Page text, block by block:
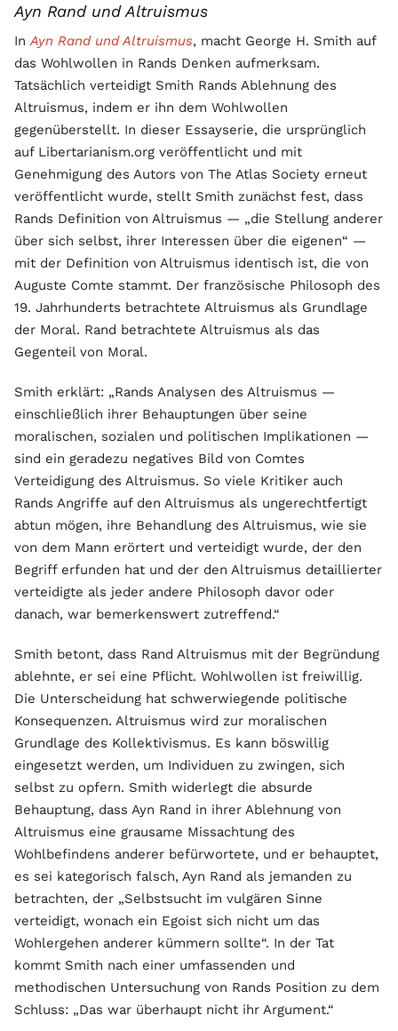
Ayn Rand und Altruismus
In Ayn Rand und Altruismus, macht George H. Smith auf
das Wohlwollen in Rands Denken aufmerksam.
Tatsächlich verteidigt Smith Rands Ablehnung des
Altruismus, indem er ihn dem Wohlwollen
gegenüberstellt. In dieser Essayserie, die ursprünglich
auf Libertarianism.org veröffentlicht und mit
Genehmigung des Autors von The Atlas Society erneut
veröffentlicht wurde, stellt Smith zunächst fest, dass
Rands Definition von Altruismus — „die Stellung anderer
über sich selbst, ihrer Interessen über die eigenen“ —
mit der Definition von Altruismus identisch ist, die von
Auguste Comte stammt. Der französische Philosoph des
19. Jahrhunderts betrachtete Altruismus als Grundlage
der Moral. Rand betrachtete Altruismus als das
Gegenteil von Moral.
Smith erklärt: „Rands Analysen des Altruismus —
einschließlich ihrer Behauptungen über seine
moralischen, sozialen und politischen Implikationen —
sind ein geradezu negatives Bild von Comtes
Verteidigung des Altruismus. So viele Kritiker auch
Rands Angriffe auf den Altruismus als ungerechtfertigt
abtun mögen, ihre Behandlung des Altruismus, wie sie
von dem Mann erörtert und verteidigt wurde, der den
Begriff erfunden hat und der den Altruismus detaillierter
verteidigte als jeder andere Philosoph davor oder
danach, war bemerkenswert zutreffend.“
Smith betont, dass Rand Altruismus mit der Begründung
ablehnte, er sei eine Pflicht. Wohlwollen ist freiwillig.
Die Unterscheidung hat schwerwiegende politische
Konsequenzen. Altruismus wird zur moralischen
Grundlage des Kollektivismus. Es kann böswillig
eingesetzt werden, um Individuen zu zwingen, sich
selbst zu opfern. Smith widerlegt die absurde
Behauptung, dass Ayn Rand in ihrer Ablehnung von
Altruismus eine grausame Missachtung des
Wohlbefindens anderer befürwortete, und er behauptet,
es sei kategorisch falsch, Ayn Rand als jemanden zu
betrachten, der „Selbstsucht im vulgären Sinne
verteidigt, wonach ein Egoist sich nicht um das
Wohlergehen anderer kümmern sollte“. In der Tat
kommt Smith nach einer umfassenden und
methodischen Untersuchung von Rands Position zu dem
Schluss: „Das war überhaupt nicht ihr Argument.“